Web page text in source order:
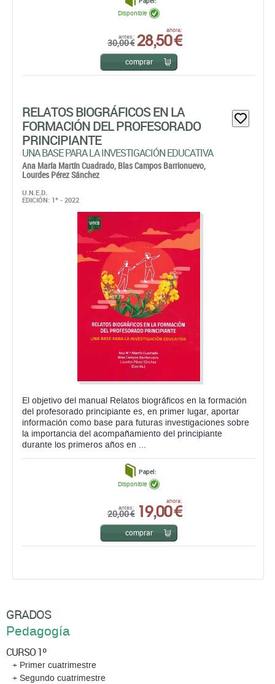
antes:
30,00 €
ahora:
28,50 €
Disponible
comprar
RELATOS BIOGRÁFICOS EN LA
FORMACIÓN DEL PROFESORADO
PRINCIPIANTE
UNA BASE PARA LA INVESTIGACIÓN EDUCATIVA
Ana María Martín Cuadrado, Blas Campos Barrionuevo,
Lourdes Pérez Sánchez
U.N.E.D.
EDICIÓN: 1ª - 2022
El objetivo del manual Relatos biográficos en la formación
del profesorado principiante es, en primer lugar, aportar
información como base para futuras investigaciones sobre
la importancia del acompañamiento del principiante
durante los primeros años en ...
Papel:
antes:
20,00 €
ahora:
19,00 €
Disponible
comprar
GRADOS
Pedagogía
CURSO 1º
+ Primer cuatrimestre
+ Segundo cuatrimestre